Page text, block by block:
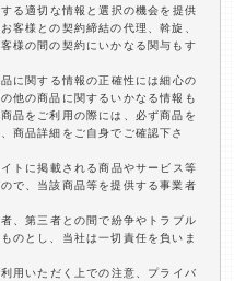
る適切な情報と選択の機会を提供
客様との契約締結の代理、斡旋、
様の間の契約にいかなる関与もす
に関する情報の正確性には細心の
他の商品に関するいかなる情報も
品をご利用の際には、必ず商品を
商品詳細をご自身でご確認下さ
トに掲載される商品やサービス等
で、当該商品等を提供する事業者
、第三者との間で紛争やトラブル
のとし、当社は一切責任を負いま
用いただく上での注意、プライバ